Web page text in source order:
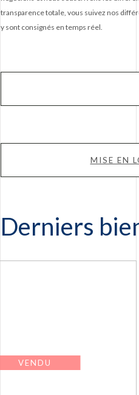
transparence totale, vous suivez nos
y sont consignés en temps réel.
MISE EN
Derniers
VENDU